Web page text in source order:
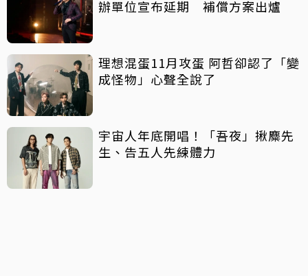
辦單位宣布延期 補償方案出爐
理想混蛋11月攻蛋 阿哲卻認了「變
成怪物」心聲全說了
宇宙人年底開唱！「吾夜」揪麋先
生、告五人先練體力